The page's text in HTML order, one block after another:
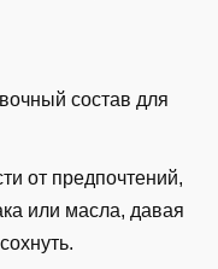
состав для
от предпочтений,
или масла, давая